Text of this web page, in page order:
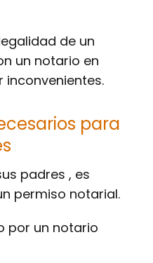
de un
un notario en
inconvenientes.
para
padres , es
permiso notarial.
por un notario